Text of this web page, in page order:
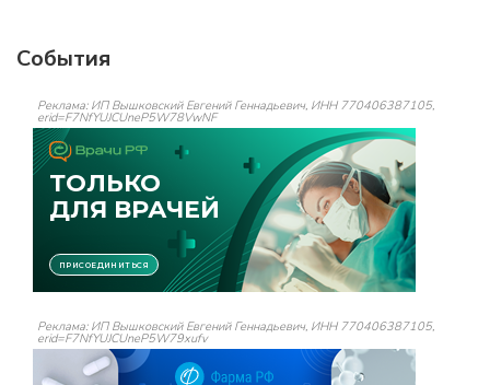
События
Реклама: ИП Вышковский Евгений Геннадьевич, ИНН 770406387105,
erid=F7NfYUJCUneP5W78VwNF
Реклама: ИП Вышковский Евгений Геннадьевич, ИНН 770406387105,
erid=F7NfYUJCUneP5W79xufv